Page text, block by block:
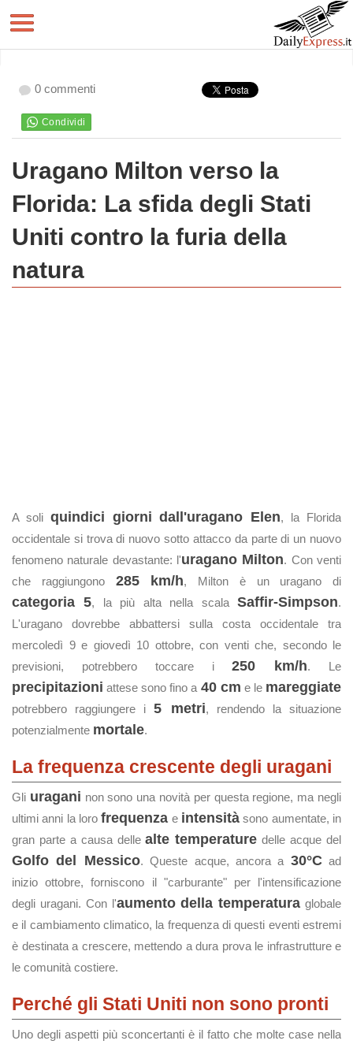
0 commenti
Uragano Milton verso la
Florida: La sfida degli Stati
Uniti contro la furia della
natura
A soli quindici giorni dall'uragano Elen, la Florida
occidentale si trova di nuovo sotto attacco da parte di un nuovo
fenomeno naturale devastante: l'uragano Milton. Con venti
che raggiungono 285 km/h, Milton è un uragano di
categoria 5, la più alta nella scalaSaffir-Simpson.
L'uragano dovrebbe abbattersi sulla costa occidentale tra
mercoledì 9 e giovedì 10 ottobre, con venti che, secondo le
previsioni, potrebbero toccare i250 km/h. Le
precipitazioni attese sono fino a 40 cm e le mareggiate
potrebbero raggiungere i5 metri, rendendo la situazione
potenzialmente mortale.
La frequenza crescente degli uragani
Gli uragani non sono una novità per questa regione, ma negli
ultimi anni la lorofrequenza e intensità sono aumentate, in
gran parte a causa dellealte temperature delle acque del
Golfo del Messico. Queste acque, ancora a 30°Cad
inizio ottobre, forniscono il "carburante" per l'intensificazione
degli uragani. Con l'aumento della temperatura globale
e il cambiamento climatico, la frequenza di questi eventi estremi
è destinata a crescere, mettendo a dura prova le infrastrutture e
le comunità costiere.
Perché gli Stati Uniti non sono pronti
Uno degli aspetti più sconcertanti è il fatto che molte case nella